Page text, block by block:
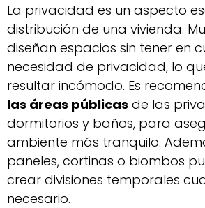
La privacidad es un aspecto
distribución de una vivienda.
diseñan espacios sin tener en
necesidad de privacidad, lo
resultar incómodo. Es
las áreas públicas de las
dormitorios y baños, para
ambiente más tranquilo.
paneles, cortinas o biombos
crear divisiones temporales
necesario.